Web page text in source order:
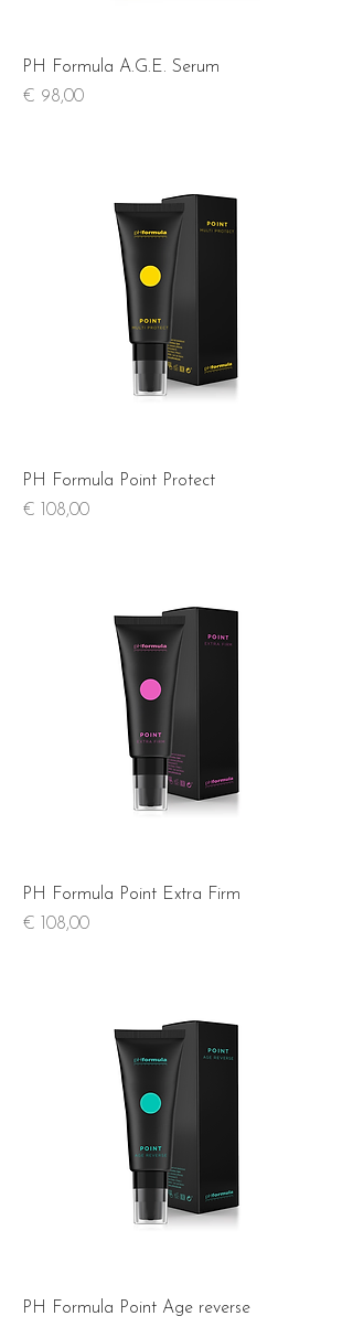
PH Formula A.G.E. Serum
Prijs
€ 98,00
PH Formula Point Protect
Prijs
€ 108,00
PH Formula Point Extra Firm
Prijs
€ 108,00
PH Formula Point Age reverse